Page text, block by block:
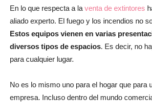
En lo que respecta a la venta de extintores
aliado experto. El fuego y los incendios no
Estos equipos vienen en varias
diversos tipos de espacios. Es decir, no
para cualquier lugar.
No es lo mismo uno para el hogar que para
empresa. Incluso dentro del mundo